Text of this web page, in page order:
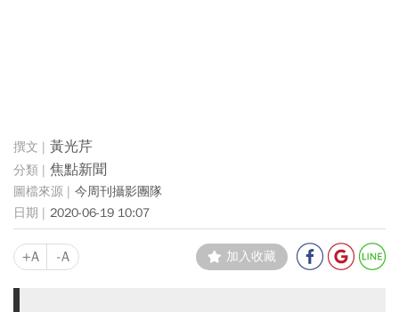
黃光芹
焦點新聞
今周刊攝影團隊
2020-06-19 10:07
+A -A 加入收藏